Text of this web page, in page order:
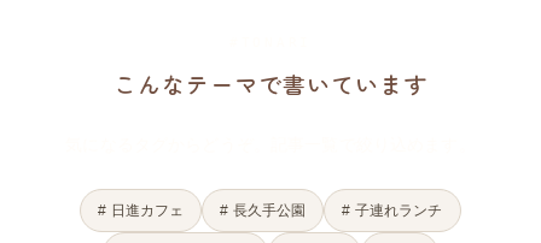
こんなテーマで書いています
# 日進カフェ # 長久手公園 # 子連れランチ